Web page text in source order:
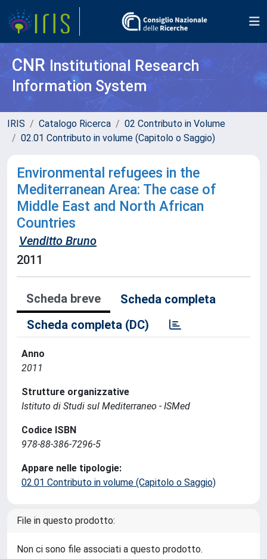
CNR Institutional Research
Information System
IRIS Catalogo Ricerca
02 Contributo in Volume
02.01 Contributo in volume (Capitolo o Saggio)
Environmental refugees in the
Mediterranean Area: The case of
Middle East and North African
Countries
Venditto Bruno
2011
Scheda breve
Scheda completa
Scheda completa (DC)
Anno
2011
Strutture organizzative
Istituto di Studi sul Mediterraneo - ISMed
Codice ISBN
978-88-386-7296-5
Appare nelle tipologie:
02.01 Contributo in volume (Capitolo o Saggio)
File in questo prodotto:
Non ci sono file associati a questo prodotto.